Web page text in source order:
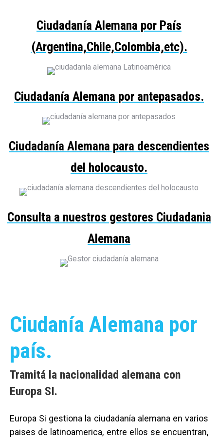
Ciudadanía Alemana por País
(Argentina,Chile,Colombia,etc).
Ciudadanía Alemana por antepasados.
Ciudadanía Alemana para descendientes
del holocausto.
Consulta a nuestros gestores Ciudadania
Alemana
Ciudanía Alemana por
país.
Tramitá la nacionalidad alemana con
Europa SI.
Europa Si gestiona la ciudadanía alemana en varios
paises de latinoamerica, entre ellos se encuentran,